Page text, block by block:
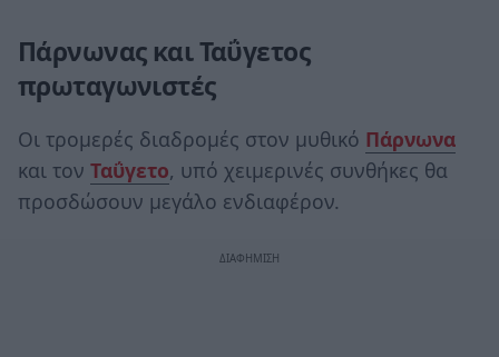
Πάρνωνας και Ταΰγετος
πρωταγωνιστές
Οι τρομερές διαδρομές στον μυθικό Πάρνωνα
και τον Ταΰγετο, υπό χειμερινές συνθήκες θα
προσδώσουν μεγάλο ενδιαφέρον.